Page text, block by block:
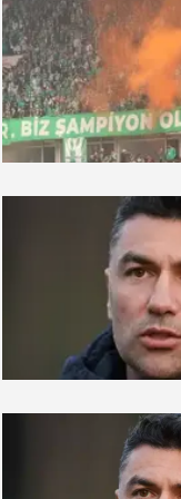
ve iki tane de cümle
özgürlüğümüzü
olduğu için bizi ceza
orada? Bir şey yok.
Verdiğimiz her tepki
içinde” dedi.